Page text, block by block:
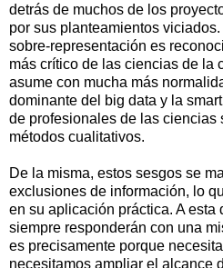
detrás de muchos de los
por sus planteamientos
sobre-representación es
más crítico de las ciencias de la
asume con mucha más
dominante del big data y la
de profesionales de las ciencias
métodos cualitativos.
De la misma, estos sesgos se
exclusiones de información, lo
en su aplicación práctica. A
siempre responderán con una
es precisamente porque
necesitamos ampliar el alcance